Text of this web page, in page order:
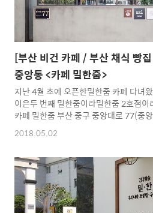
[부산 비건 카페 / 부산 채식 빵
중앙동 <카페 밀한줌>
지난 4월 초에 오픈한밀한줌 카페 다녀
이은두 번째 밀한줌이라밀한줌 2호점
카페 밀한줌 부산 중구 중앙대로 77(중
근 유료주차장(대중교통을 추천드려
의010-7320-0053 중앙역 11번 출구로
닫는 시간 : 저녁 8시 * 연중 무휴 * 우유,
빵만 만듭니다. 그리고국산쌀, 우리밀,
로정성껏 만든다고 하네요. 카페 입구
가 가장 좋은 자리 같네요. 단호박규브
2018.05.02